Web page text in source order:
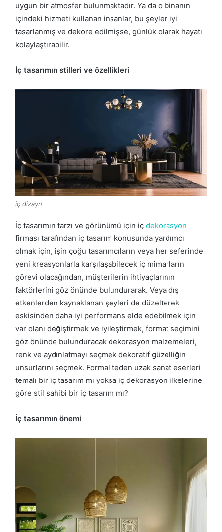
uygun bir atmosfer bulunmaktadır. Ya da o binanın
içindeki hizmeti kullanan insanlar, bu şeyler iyi
tasarlanmış ve dekore edilmişse, günlük olarak hayatı
kolaylaştırabilir.
İç tasarımın stilleri ve özellikleri
iç dizayn
İç tasarımın tarzı ve görünümü için iç dekorasyon
firması tarafından iç tasarım konusunda yardımcı
olmak için, işin çoğu tasarımcıların veya her seferinde
yeni kreasyonlarla karşılaşabilecek iç mimarların
görevi olacağından, müşterilerin ihtiyaçlarının
faktörlerini göz önünde bulundurarak. Veya dış
etkenlerden kaynaklanan şeyleri de düzelterek
eskisinden daha iyi performans elde edebilmek için
var olanı değiştirmek ve iyileştirmek, format seçimini
göz önünde bulunduracak dekorasyon malzemeleri,
renk ve aydınlatmayı seçmek dekoratif güzelliğin
unsurlarını seçmek. Formaliteden uzak sanat eserleri
temalı bir iç tasarım mı yoksa iç dekorasyon ilkelerine
göre stil sahibi bir iç tasarım mı?
İç tasarımın önemi